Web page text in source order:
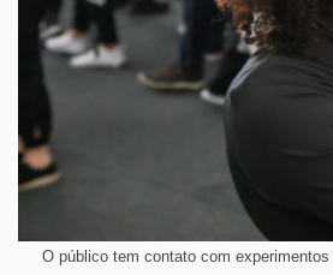
O público tem contato com